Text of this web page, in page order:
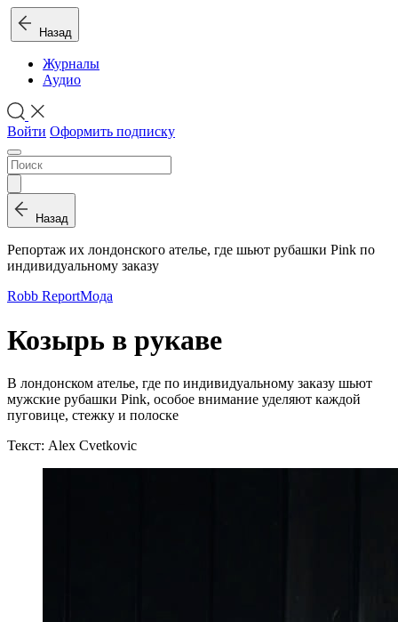
Назад
Журналы
Аудио
Войти Оформить подписку
Назад
Репортаж их лондонского ателье, где шьют рубашки Pink по
индивидуальному заказу
Robb ReportМода
Козырь в рукаве
В лондонском ателье, где по индивидуальному заказу шьют
мужские рубашки Pink, особое внимание уделяют каждой
пуговице, стежку и полоске
Текст: Alex Cvetkovic